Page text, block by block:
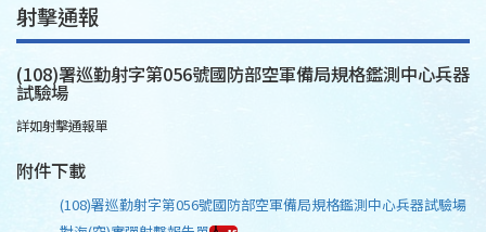
射擊通報
(108)署巡勤射字第056號國防部空軍備局規格鑑測中心兵器
試驗場
詳如射擊通報單
附件下載
(108)署巡勤射字第056號國防部空軍備局規格鑑測中心兵器試驗場